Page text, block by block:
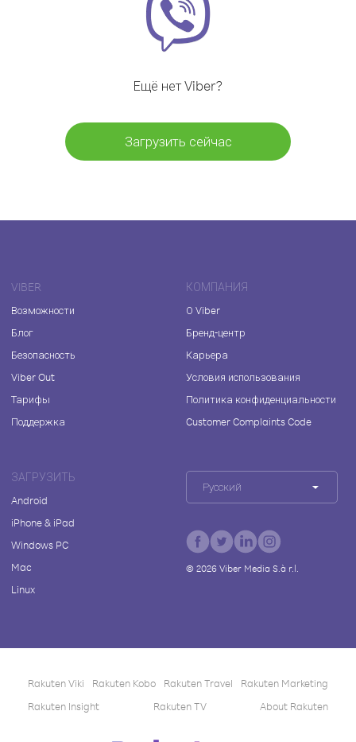
Ещё нет Viber?
Загрузить сейчас
VIBER
Возможности
Блог
Безопасность
Viber Out
Тарифы
Поддержка
КОМПАНИЯ
О Viber
Бренд-центр
Карьера
Условия использования
Политика конфиденциальности
Customer Complaints Code
ЗАГРУЗИТЬ
Android
iPhone & iPad
Windows PC
Mac
Linux
Русский
© 2026Viber Media S.à r.l.
Rakuten Viki Rakuten Kobo Rakuten Travel
Rakuten Marketing
Rakuten Insight
Rakuten TV About Rakuten